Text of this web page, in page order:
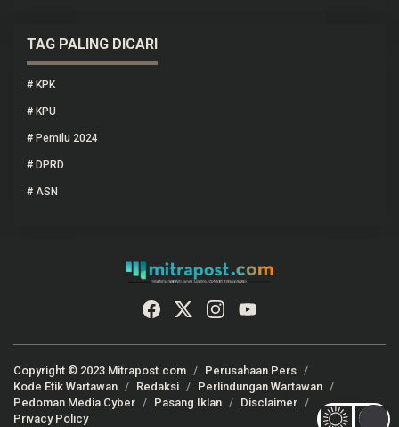
TAG PALING DICARI
# KPK
# KPU
# Pemilu 2024
# DPRD
# ASN
Copyright © 2023 Mitrapost.com
Perusahaan Pers
Kode Etik Wartawan
Redaksi
Perlindungan Wartawan
Pedoman Media Cyber
Pasang Iklan
Disclaimer
Privacy Policy